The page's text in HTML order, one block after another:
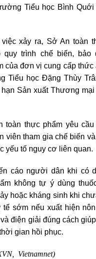
Tiểu học Bình Quới
xảy ra, Sở An toàn
quy trình chế biến, bảo
của đơn vị cung cấp thức
Tiểu học Đặng Thùy
Sản xuất Thương
toàn thực phẩm yêu
viên tham gia chế biến
yếu tố nguy cơ liên quan.
cáo người dân khi có
không tự ý dùng
hoặc kháng sinh khi
sớm nếu xuất hiện
điện giải đúng cách
gian hồi phục.
Vietnamnet)